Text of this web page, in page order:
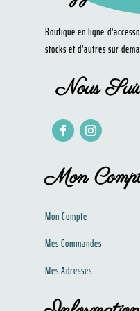
Boutique en ligne
stocks et d’autres sur
Nous
Mon
Mon Compte
Mes Commandes
Mes Adresses